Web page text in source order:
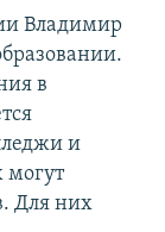
Владимир
в
и
могут
Для них